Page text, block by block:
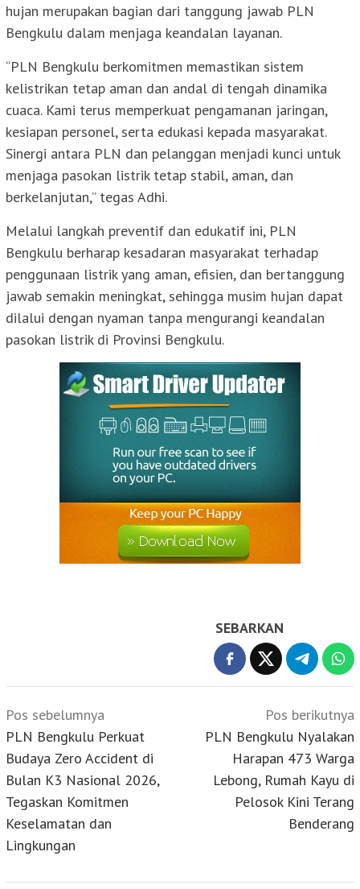
hujan merupakan bagian dari tanggung jawab PLN
Bengkulu dalam menjaga keandalan layanan.
“PLN Bengkulu berkomitmen memastikan sistem
kelistrikan tetap aman dan andal di tengah dinamika
cuaca. Kami terus memperkuat pengamanan jaringan,
kesiapan personel, serta edukasi kepada masyarakat.
Sinergi antara PLN dan pelanggan menjadi kunci untuk
menjaga pasokan listrik tetap stabil, aman, dan
berkelanjutan,” tegas Adhi.
Melalui langkah preventif dan edukatif ini, PLN
Bengkulu berharap kesadaran masyarakat terhadap
penggunaan listrik yang aman, efisien, dan bertanggung
jawab semakin meningkat, sehingga musim hujan dapat
dilalui dengan nyaman tanpa mengurangi keandalan
pasokan listrik di Provinsi Bengkulu.
SEBARKAN
Navigasi
pos
Pos sebelumnya
PLN Bengkulu Perkuat
Budaya Zero Accident di
Bulan K3 Nasional 2026,
Tegaskan Komitmen
Keselamatan dan
Lingkungan
Pos berikutnya
PLN Bengkulu Nyalakan
Harapan 473 Warga
Lebong, Rumah Kayu di
Pelosok Kini Terang
Benderang